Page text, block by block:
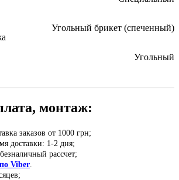
Угольный брикет (спеченный)
Угольный
монтаж:
заказов от 1000 грн;
доставки: 1-2 дня;
рассчет;
Viber